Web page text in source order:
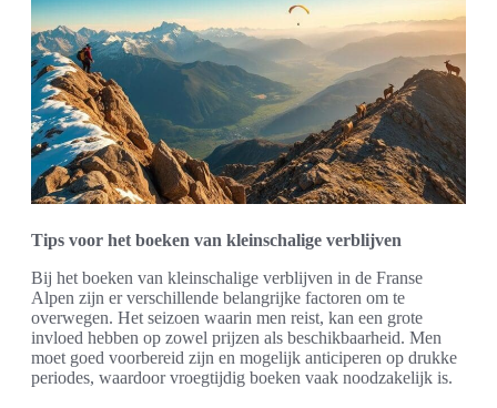
Tips voor het boeken van kleinschalige verblijven
Bij het boeken van kleinschalige verblijven in de Franse
Alpen zijn er verschillende belangrijke factoren om te
overwegen. Het seizoen waarin men reist, kan een grote
invloed hebben op zowel prijzen als beschikbaarheid. Men
moet goed voorbereid zijn en mogelijk anticiperen op drukke
periodes, waardoor vroegtijdig boeken vaak noodzakelijk is.